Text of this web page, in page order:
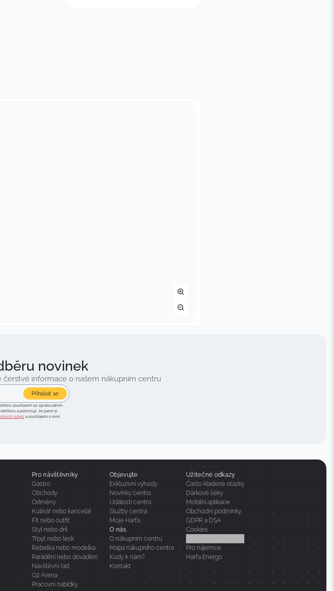
novinek
čerstvé informace o našem nákupním centru
Přihlásit se
souhlasím se zpracováním
a potvrzuji, že jsem si
údajůa souhlasím s nimi.
Pro návštěvníky
Gastro
Obchody
Odměny
Kulinář nebo kancelář
Fit nebo outfit
Styl nebo dril
Třpyt nebo lesk
Rebelka nebo modelka
Parádění nebo dovádění
Návštěvní řád
O2 Arena
Pracovní nabídky
Objevujte
Exkluzivní výhody
Novinky centra
Události centra
Služby centra
Moje Harfa
O nás
O nákupním centru
Mapa nákupního centra
Kudy k nám?
Kontakt
Užitečné odkazy
Často kladené otázky
Dárkové šeky
Mobilní aplikace
Obchodní podmínky
GDPR a DSA
Cookies
Pro nájemce
Harfa Energo